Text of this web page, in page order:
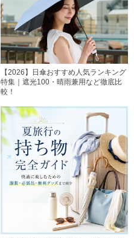
【2026】日傘おすすめ人気ランキング
特集｜遮光100・晴雨兼用など徹底比
較！